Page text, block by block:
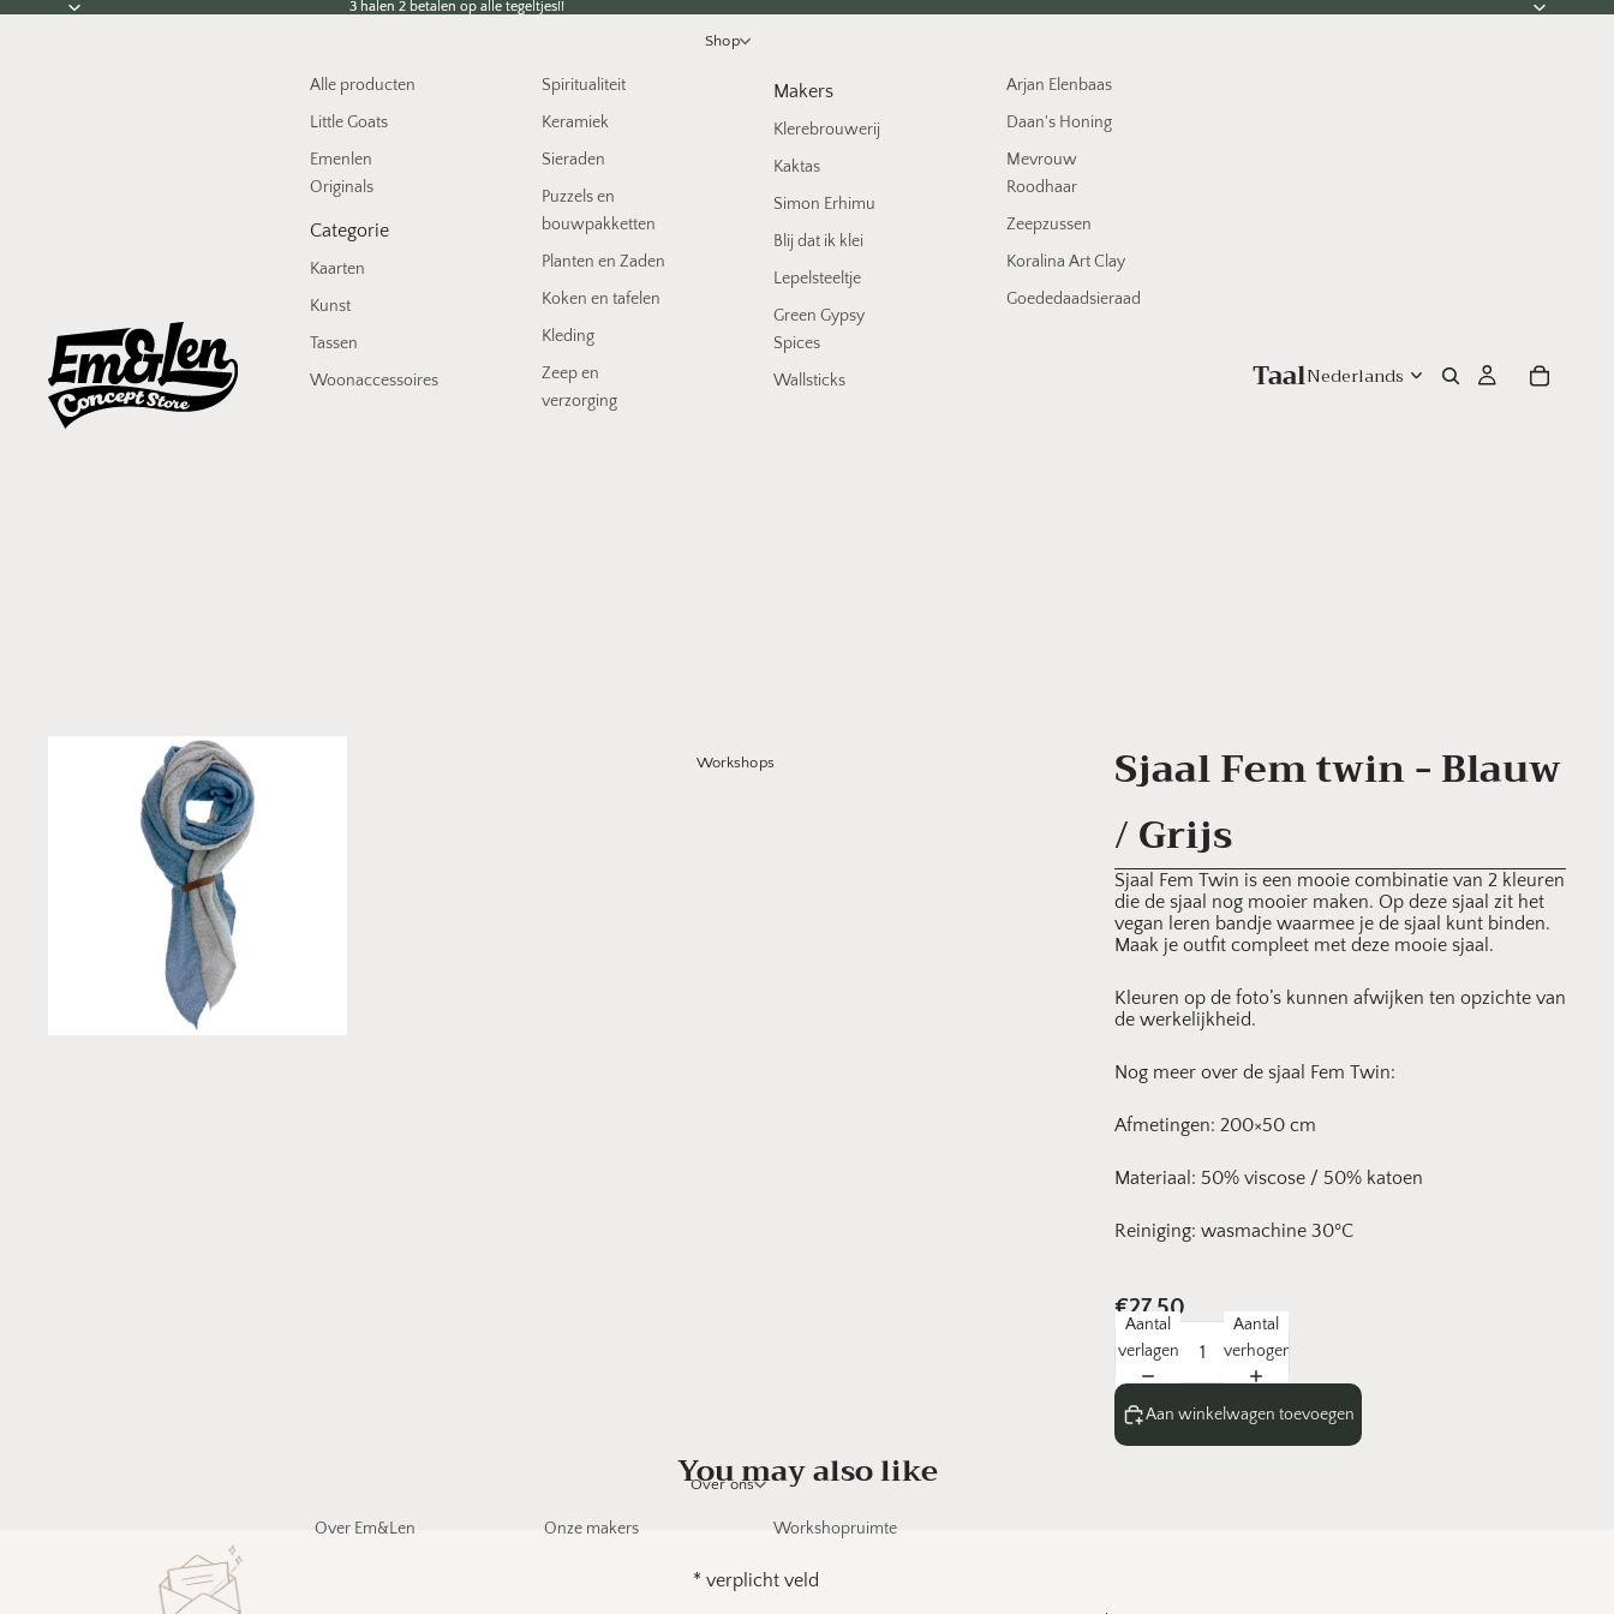
3 halen 2 betalen op alle tegeltjes!!
3 halen 2 betalen op alle tegeltjes!!
Shop
Alle producten
Little Goats
Emenlen
Originals
Categorie
Kaarten
Kunst
Tassen
Woonaccessoires
Spiritualiteit
Keramiek
Sieraden
Puzzels en
bouwpakketten
Planten en Zaden
Koken en tafelen
Kleding
Zeep en
verzorging
Makers
Klerebrouwerij
Kaktas
Simon Erhimu
Blij dat ik klei
Lepelsteeltje
Green Gypsy
Spices
Wallsticks
Arjan Elenbaas
Daan's Honing
Mevrouw
Roodhaar
Zeepzussen
Koralina Art Clay
Goededaadsieraad
Workshops
Over ons
Over Em&Len Onze makers Workshopruimte
Taal
Sjaal Fem twin - Blauw
/ Grijs
Sjaal Fem Twin is een mooie combinatie van 2 kleuren
die de sjaal nog mooier maken. Op deze sjaal zit het
vegan leren bandje waarmee je de sjaal kunt binden.
Maak je outfit compleet met deze mooie sjaal.
Kleuren op de foto’s kunnen afwijken ten opzichte van
de werkelijkheid.
Nog meer over de sjaal Fem Twin:
Afmetingen: 200×50 cm
Materiaal: 50% viscose / 50% katoen
Reiniging: wasmachine 30ºC
€27,50
Aantal
verlagen
Aantal
verhogen
Aan winkelwagen toevoegen
You may also like
* verplicht veld